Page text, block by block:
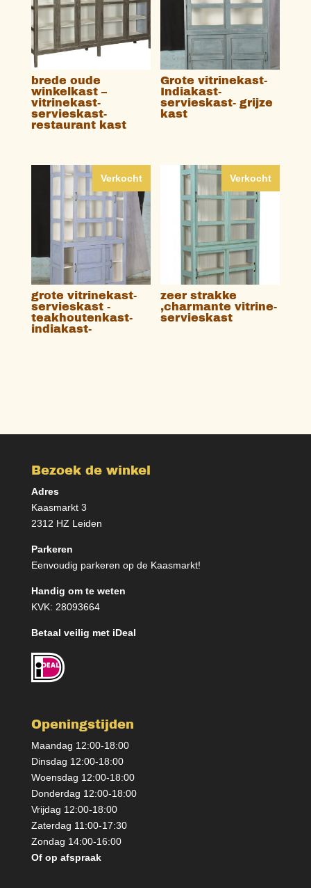
brede oude
winkelkast –
vitrinekast-
servieskast-
restaurant kast
Grote vitrinekast-
Indiakast-
servieskast- grijze
kast
Verkocht
grote vitrinekast-
servieskast -
teakhoutenkast-
indiakast-
Verkocht
zeer strakke
,charmante vitrine-
servieskast
Bezoek de winkel
Adres
Kaasmarkt 3
2312 HZ Leiden
Parkeren
Eenvoudig parkeren op de Kaasmarkt!
Handig om te weten
KVK: 28093664
Betaal veilig met iDeal
Openingstijden
Maandag 12:00-18:00
Dinsdag 12:00-18:00
Woensdag 12:00-18:00
Donderdag 12:00-18:00
Vrijdag 12:00-18:00
Zaterdag 11:00-17:30
Zondag 14:00-16:00
Of op afspraak